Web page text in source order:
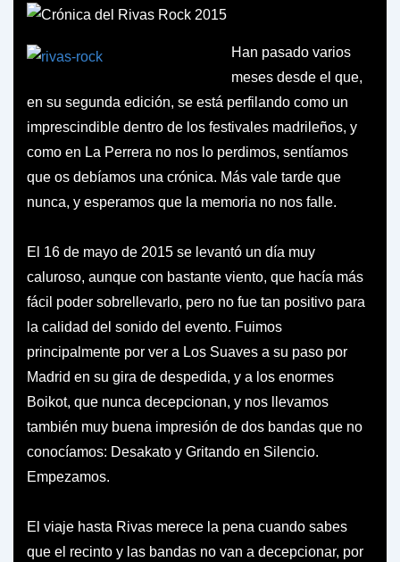
Han pasado varios
meses desde el que,
en su segunda edición, se está perfilando como un
imprescindible dentro de los festivales madrileños, y
como en La Perrera no nos lo perdimos, sentíamos
que os debíamos una crónica. Más vale tarde que
nunca, y esperamos que la memoria no nos falle.
El 16 de mayo de 2015 se levantó un día muy
caluroso, aunque con bastante viento, que hacía más
fácil poder sobrellevarlo, pero no fue tan positivo para
la calidad del sonido del evento. Fuimos
principalmente por ver a Los Suaves a su paso por
Madrid en su gira de despedida, y a los enormes
Boikot, que nunca decepcionan, y nos llevamos
también muy buena impresión de dos bandas que no
conocíamos: Desakato y Gritando en Silencio.
Empezamos.
El viaje hasta Rivas merece la pena cuando sabes
que el recinto y las bandas no van a decepcionar, por